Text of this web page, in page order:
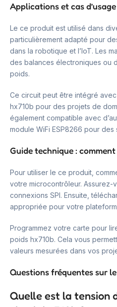
Applications et cas d’usage
Le ce produit est utilisé dans
particulièrement adapté pour
dans la robotique et l’IoT. Les
des balances électroniques ou
poids.
Ce circuit peut être intégré
hx710b pour des projets de
également compatible avec
module WiFi ESP8266 pour
Guide technique :
Pour utiliser le ce produit,
votre microcontrôleur. Assurez-
connexions SPI. Ensuite,
appropriée pour votre
Programmez votre carte pour
poids hx710b. Cela vous
valeurs mesurées dans vos
Questions fréquentes sur
Quelle est la tension